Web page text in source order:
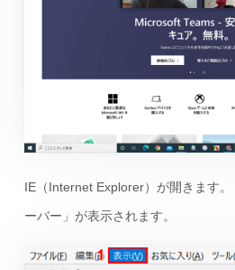
IE（Internet Explorer）が開きます。
ーバー」が表示されます。